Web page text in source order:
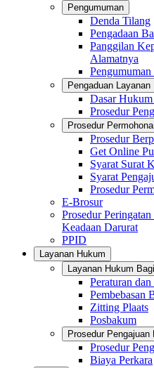
Pengumuman
Denda Tilang
Pengadaan
Panggilan
Alamatnya
Pengaduan Layanan
Dasar Hukum
Prosedur
Prosedur
Prosedur
Get Online
Syarat Surat
Syarat
Prosedur
E-Brosur
Prosedur
Keadaan Darurat
PPID
Layanan Hukum
Layanan Hukum
Peraturan
Pembebasan
Zitting Plaats
Posbakum
Prosedur
Prosedur
Biaya Perkara